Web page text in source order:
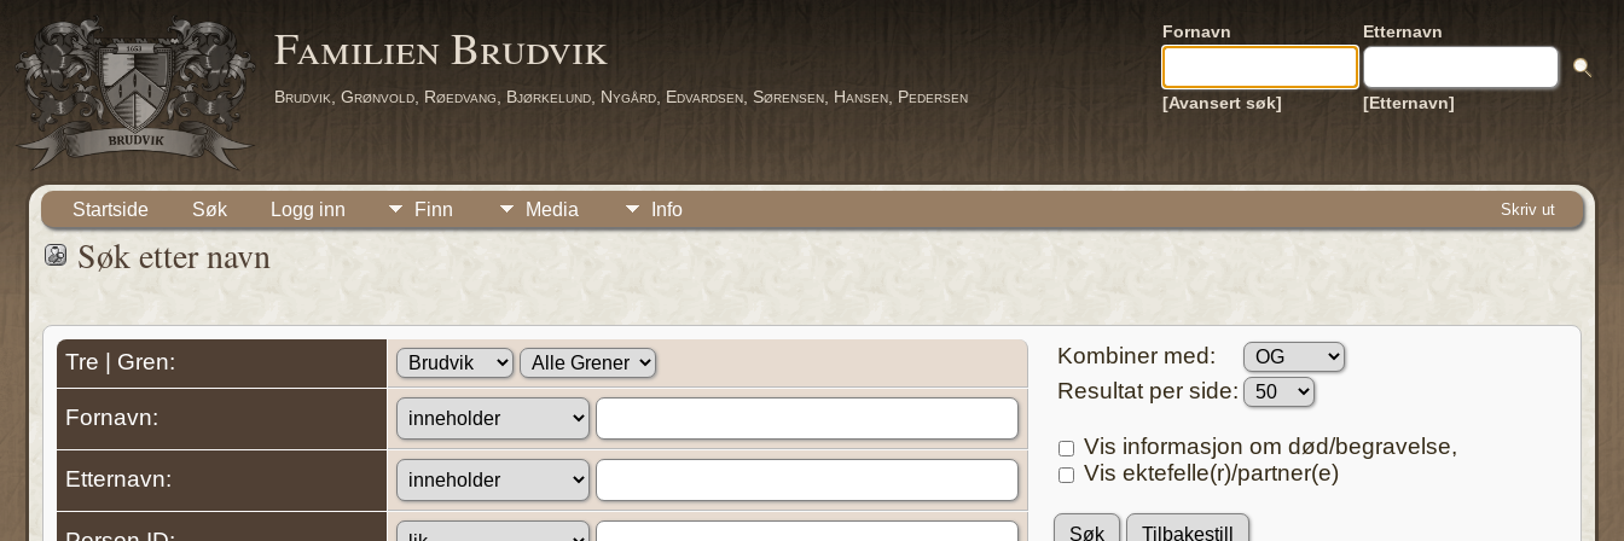
Familien Brudvik
Brudvik, Grønvold, Røedvang, Bjørkelund, Nygård, Edvardsen, Sørensen, Hansen, Pedersen
Fornavn Etternavn
[Avansert søk] [Etternavn]
Startside Søk Logg inn Finn Media Info Skriv ut
Søk etter navn
Tre | Gren:
Fornavn:
Etternavn:
Kombiner med:
Resultat per side:
Vis informasjon om død/begravelse,
Vis ektefelle(r)/partner(e)